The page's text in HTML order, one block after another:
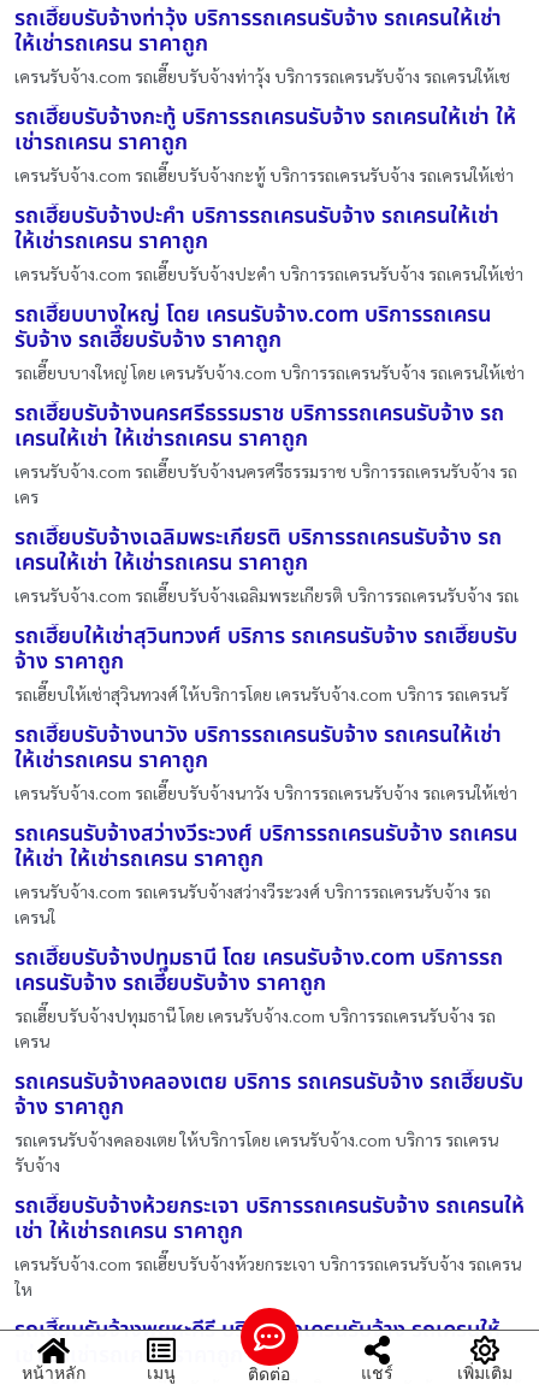
รถเฮี๊ยบรับจ้างท่าวุ้ง บริการรถเครนรับจ้าง รถเครนให้เช่า
ให้เช่ารถเครน ราคาถูก
เครนรับจ้าง.com รถเฮี๊ยบรับจ้างท่าวุ้ง บริการรถเครนรับจ้าง รถเครนให้เช
รถเฮี๊ยบรับจ้างกะทู้ บริการรถเครนรับจ้าง รถเครนให้เช่า ให้
เช่ารถเครน ราคาถูก
เครนรับจ้าง.com รถเฮี๊ยบรับจ้างกะทู้ บริการรถเครนรับจ้าง รถเครนให้เช่า
รถเฮี๊ยบรับจ้างปะคำ บริการรถเครนรับจ้าง รถเครนให้เช่า
ให้เช่ารถเครน ราคาถูก
เครนรับจ้าง.com รถเฮี๊ยบรับจ้างปะคำ บริการรถเครนรับจ้าง รถเครนให้เช่า
รถเฮี๊ยบบางใหญ่ โดย เครนรับจ้าง.com บริการรถเครน
รับจ้าง รถเฮี๊ยบรับจ้าง ราคาถูก
รถเฮี๊ยบบางใหญ่ โดย เครนรับจ้าง.com บริการรถเครนรับจ้าง รถเครนให้เช่า
รถเฮี๊ยบรับจ้างนครศรีธรรมราช บริการรถเครนรับจ้าง รถ
เครนให้เช่า ให้เช่ารถเครน ราคาถูก
เครนรับจ้าง.com รถเฮี๊ยบรับจ้างนครศรีธรรมราช บริการรถเครนรับจ้าง รถ
เคร
รถเฮี๊ยบรับจ้างเฉลิมพระเกียรติ บริการรถเครนรับจ้าง รถ
เครนให้เช่า ให้เช่ารถเครน ราคาถูก
เครนรับจ้าง.com รถเฮี๊ยบรับจ้างเฉลิมพระเกียรติ บริการรถเครนรับจ้าง รถเ
รถเฮี๊ยบให้เช่าสุวินทวงศ์ บริการ รถเครนรับจ้าง รถเฮี๊ยบรับ
จ้าง ราคาถูก
รถเฮี๊ยบให้เช่าสุวินทวงศ์ ให้บริการโดย เครนรับจ้าง.com บริการ รถเครนรั
รถเฮี๊ยบรับจ้างนาวัง บริการรถเครนรับจ้าง รถเครนให้เช่า
ให้เช่ารถเครน ราคาถูก
เครนรับจ้าง.com รถเฮี๊ยบรับจ้างนาวัง บริการรถเครนรับจ้าง รถเครนให้เช่า
รถเครนรับจ้างสว่างวีระวงศ์ บริการรถเครนรับจ้าง รถเครน
ให้เช่า ให้เช่ารถเครน ราคาถูก
เครนรับจ้าง.com รถเครนรับจ้างสว่างวีระวงศ์ บริการรถเครนรับจ้าง รถ
เครนใ
รถเฮี๊ยบรับจ้างปทุมธานี โดย เครนรับจ้าง.com บริการรถ
เครนรับจ้าง รถเฮี๊ยบรับจ้าง ราคาถูก
รถเฮี๊ยบรับจ้างปทุมธานี โดย เครนรับจ้าง.com บริการรถเครนรับจ้าง รถ
เครน
รถเครนรับจ้างคลองเตย บริการ รถเครนรับจ้าง รถเฮี๊ยบรับ
จ้าง ราคาถูก
รถเครนรับจ้างคลองเตย ให้บริการโดย เครนรับจ้าง.com บริการ รถเครน
รับจ้าง
รถเฮี๊ยบรับจ้างห้วยกระเจา บริการรถเครนรับจ้าง รถเครนให้
เช่า ให้เช่ารถเครน ราคาถูก
เครนรับจ้าง.com รถเฮี๊ยบรับจ้างห้วยกระเจา บริการรถเครนรับจ้าง รถเครน
ให
รถเฮี๊ยบรับจ้างพยุหะคีรี บริการรถเครนรับจ้าง รถเครนให้
เช่า ให้เช่ารถเครน ราคาถูก
หน้าหลัก เมนู ติดต่อ แชร์ เพิ่มเติม